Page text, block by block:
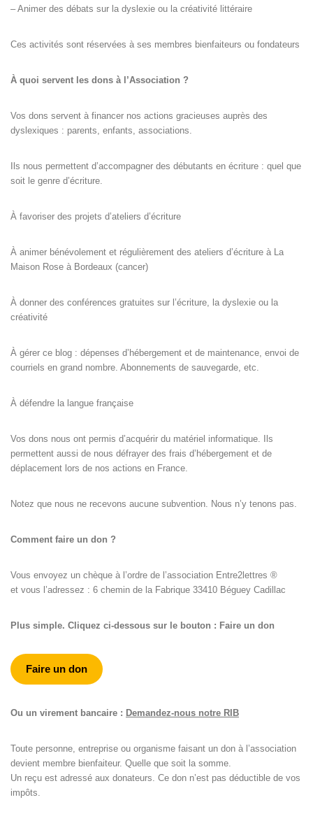
– Animer des débats sur la dyslexie ou la créativité littéraire
Ces activités sont réservées à ses membres bienfaiteurs ou fondateurs
À quoi servent les dons à l’Association ?
Vos dons servent à financer nos actions gracieuses auprès des
dyslexiques : parents, enfants, associations.
Ils nous permettent d’accompagner des débutants en écriture : quel que
soit le genre d’écriture.
À favoriser des projets d’ateliers d’écriture
À animer bénévolement et régulièrement des ateliers d’écriture à La
Maison Rose à Bordeaux (cancer)
À donner des conférences gratuites sur l’écriture, la dyslexie ou la
créativité
À gérer ce blog : dépenses d’hébergement et de maintenance, envoi de
courriels en grand nombre. Abonnements de sauvegarde, etc.
À défendre la langue française
Vos dons nous ont permis d’acquérir du matériel informatique. Ils
permettent aussi de nous défrayer des frais d’hébergement et de
déplacement lors de nos actions en France.
Notez que nous ne recevons aucune subvention. Nous n’y tenons pas.
Comment faire un don ?
Vous envoyez un chèque à l’ordre de l’association Entre2lettres ®
et vous l’adressez : 6 chemin de la Fabrique 33410 Béguey Cadillac
Plus simple. Cliquez ci-dessous sur le bouton : Faire un don
Faire un don
Ou un virement bancaire : Demandez-nous notre RIB
Toute personne, entreprise ou organisme faisant un don à l’association
devient membre bienfaiteur. Quelle que soit la somme.
Un reçu est adressé aux donateurs. Ce don n’est pas déductible de vos
impôts.